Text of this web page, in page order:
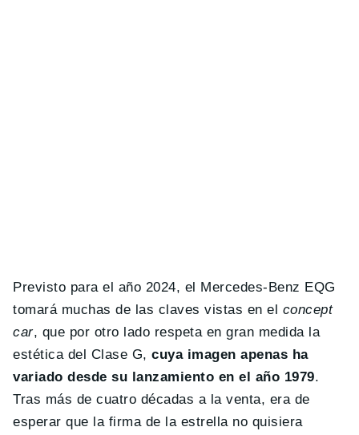
Previsto para el año 2024, el Mercedes-Benz EQG
tomará muchas de las claves vistas en el concept
car, que por otro lado respeta en gran medida la
estética del Clase G, cuya imagen apenas ha
variado desde su lanzamiento en el año 1979.
Tras más de cuatro décadas a la venta, era de
esperar que la firma de la estrella no quisiera